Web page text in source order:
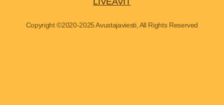
Copyright ©2020-2025 Avustajaviesti, All Rights Reserved